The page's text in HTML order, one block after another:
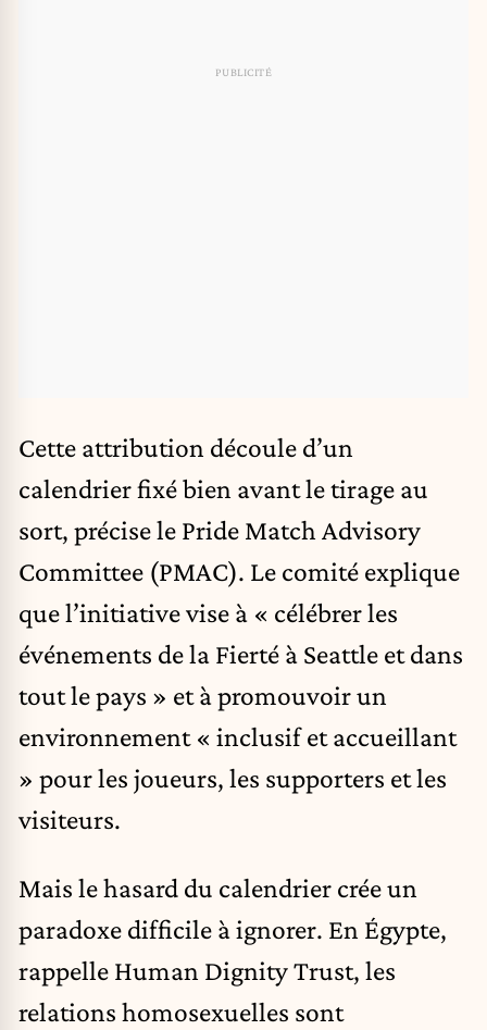
Cette attribution découle d’un
calendrier fixé bien avant le tirage au
sort, précise le Pride Match Advisory
Committee (PMAC). Le comité explique
que l’initiative vise à « célébrer les
événements de la Fierté à Seattle et dans
tout le pays » et à promouvoir un
environnement « inclusif et accueillant
» pour les joueurs, les supporters et les
visiteurs.
Mais le hasard du calendrier crée un
paradoxe difficile à ignorer. En Égypte,
rappelle Human Dignity Trust, les
relations homosexuelles sont